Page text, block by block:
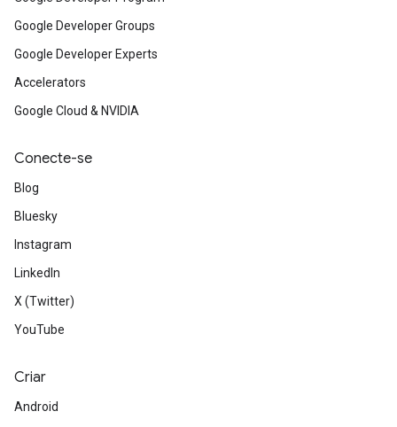
Google Developer Groups
Google Developer Experts
Accelerators
Google Cloud & NVIDIA
Conecte-se
Blog
Bluesky
Instagram
LinkedIn
X (Twitter)
YouTube
Criar
Android